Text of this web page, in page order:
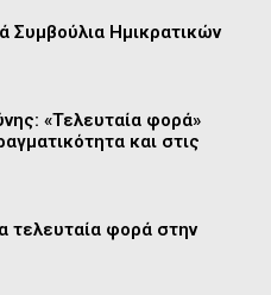
Συμβούλια Ημικρατικών
«Τελευταία φορά»
και στις
τελευταία φορά στην